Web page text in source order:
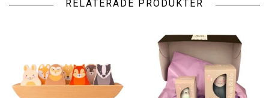
RELATERADE PRODUKTER